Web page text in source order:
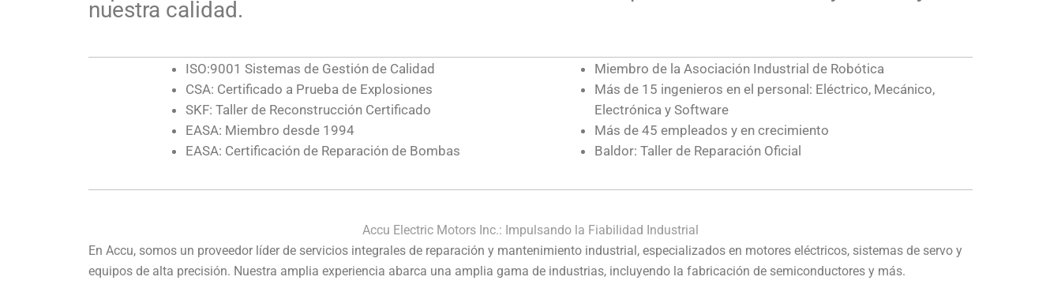
nuestra calidad.
ISO:9001 Sistemas de Gestión de Calidad
CSA: Certificado a Prueba de Explosiones
SKF: Taller de Reconstrucción Certificado
EASA: Miembro desde 1994
EASA: Certificación de Reparación de Bombas
Miembro de la Asociación Industrial de Robótica
Más de 15 ingenieros en el personal: Eléctrico, Mecánico,
Electrónica y Software
Más de 45 empleados y en crecimiento
Baldor: Taller de Reparación Oficial
Accu Electric Motors Inc.: Impulsando la Fiabilidad Industrial
En Accu, somos un proveedor líder de servicios integrales de reparación y mantenimiento industrial, especializados en motores eléctricos, sistemas de servo y
equipos de alta precisión. Nuestra amplia experiencia abarca una amplia gama de industrias, incluyendo la fabricación de semiconductores y más.